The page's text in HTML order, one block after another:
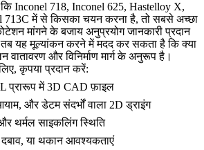
Inconel 718, Inconel 625, Hastelloy X,
713C में से किसका चयन करना है, तो सबसे अच्छा
मांगने के बजाय अनुप्रयोग जानकारी प्रदान
तब यह मूल्यांकन करने में मदद कर सकता है कि क्या
वातावरण और विनिर्माण मार्ग के अनुरूप है।
कृपया प्रदान करें:
प्रारूप में 3D CAD फ़ाइल
और डेटम संदर्भों वाला 2D ड्राइंग
और थर्मल साइकलिंग स्थिति
या थकान आवश्यकताएं